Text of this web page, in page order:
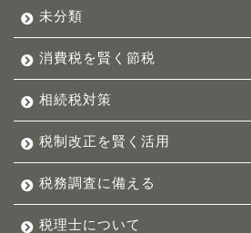
未分類
消費税を賢く節税
相続税対策
税制改正を賢く活用
税務調査に備える
税理士について